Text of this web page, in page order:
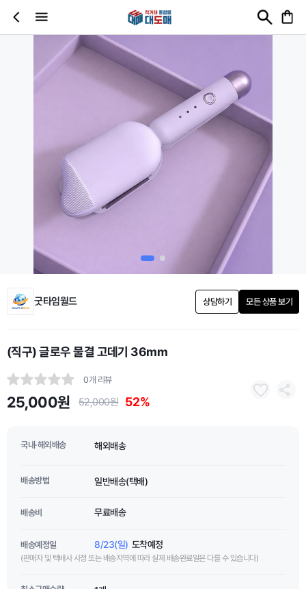
굿타임월드 상담하기 모든 상품 보기
(직구) 글로우 물결 고데기 36mm
0개 리뷰
25,000원 52,000원 52%
국내·해외배송 해외배송
배송방법 일반배송(택배)
배송비 무료배송
배송예정일 8/23(일) 도착예정
(판매자 및 택배사 사정 또는 배송지역에 따라 실제 배송완료일은 다를 수 있습니다)